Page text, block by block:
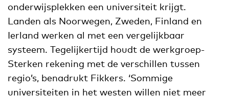
onderwijsplekken een universiteit krijgt.
Landen als Noorwegen, Zweden, Finland en
Ierland werken al met een vergelijkbaar
systeem. Tegelijkertijd houdt de werkgroep-
Sterken rekening met de verschillen tussen
regio’s, benadrukt Fikkers. ‘Sommige
universiteiten in het westen willen niet meer